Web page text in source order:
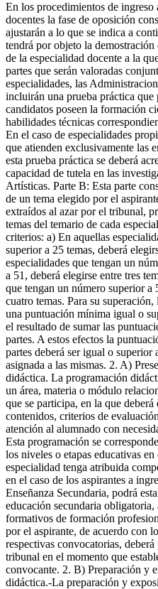
En los procedimientos de
docentes la fase de oposición
ajustarán a lo que se indica a
tendrá por objeto la
de la especialidad docente a la
partes que serán valoradas
especialidades, las
incluirán una prueba práctica
candidatos poseen la formación
habilidades técnicas
En el caso de especialidades
que atienden exclusivamente las
esta prueba práctica se deberá
capacidad de tutela en las
Artísticas. Parte B: Esta parte
de un tema elegido por el
extraídos al azar por el tribunal,
temas del temario de cada
criterios: a) En aquellas
superior a 25 temas, deberá
especialidades que tengan un
a 51, deberá elegirse entre tres
que tengan un número superior a
cuatro temas. Para su
una puntuación mínima igual o
el resultado de sumar las
partes. A estos efectos la
partes deberá ser igual o
asignada a las mismas. 2. A)
didáctica. La programación
un área, materia o módulo
que se participa, en la que
contenidos, criterios de
atención al alumnado con
Esta programación se
los niveles o etapas educativas
especialidad tenga atribuida
en el caso de los aspirantes a
Enseñanza Secundaria, podrá
educación secundaria
formativos de formación
por el aspirante, de acuerdo con
respectivas convocatorias,
tribunal en el momento que
convocante. 2. B) Preparación y
didáctica.-La preparación y